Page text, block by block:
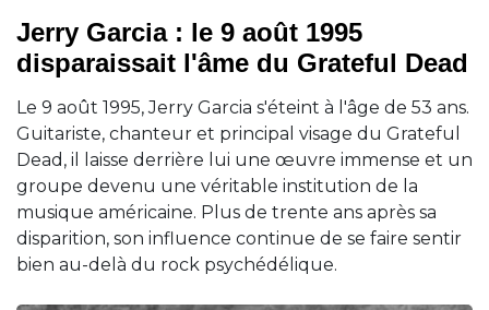
Jerry Garcia : le 9 août 1995
disparaissait l'âme du Grateful Dead
Le 9 août 1995, Jerry Garcia s'éteint à l'âge de 53 ans.
Guitariste, chanteur et principal visage du Grateful
Dead, il laisse derrière lui une œuvre immense et un
groupe devenu une véritable institution de la
musique américaine. Plus de trente ans après sa
disparition, son influence continue de se faire sentir
bien au-delà du rock psychédélique.